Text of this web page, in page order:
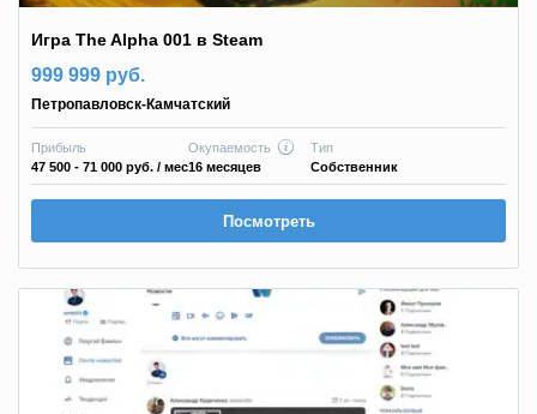
Игра The Alpha 001 в Steam
999 999 руб.
Петропавловск-Камчатский
Прибыль
47 500 - 71 000 руб. / мес
Окупаемость
16 месяцев
Тип
Собственник
Посмотреть